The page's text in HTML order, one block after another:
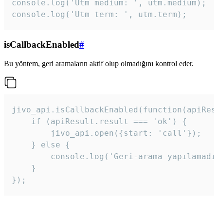
console.log('Utm medium: ', utm.medium);
console.log('Utm term: ', utm.term);
isCallbackEnabled#
Bu yöntem, geri aramaların aktif olup olmadığını kontrol eder.
    if (apiResult.result === 'ok') {
        jivo_api.open({start: 'call'});
    } else {
console.log('Geri-arama
    }
});